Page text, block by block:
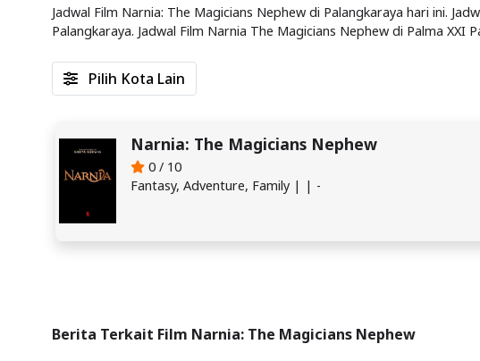
Jadwal Film Narnia: The Magicians Nephew di Palangkaraya hari ini.
Palangkaraya. Jadwal Film Narnia The Magicians Nephew di Palma XXI
Narnia: The Magicians Nephew
0 / 10
Fantasy, Adventure, Family | | -
Pilih Kota Lain
Berita Terkait Film Narnia: The Magicians Nephew